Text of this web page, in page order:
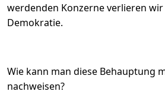
werdenden Konzerne verlieren wir
Demokratie.
Wie kann man diese Behauptung
nachweisen?